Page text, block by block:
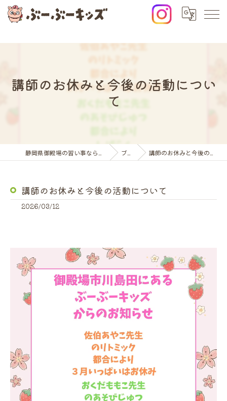
講師のお休みと今後の活動につい
て
ブログ 講師のお休みと今後の活動について
講師のお休みと今後の活動について
2026/03/12